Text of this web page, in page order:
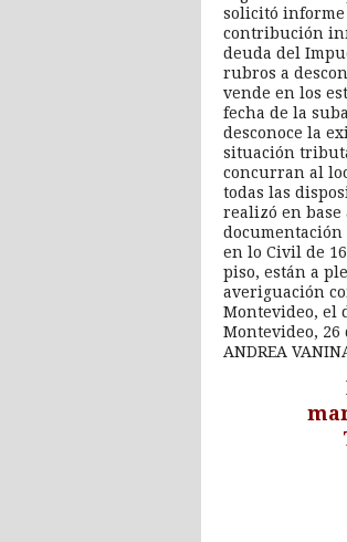
solicitó informe
contribución
deuda del
rubros a
vende en los
fecha de la
desconoce la
situación
concurran al
todas las
realizó en
documentación
en lo Civil de
piso, están a
averiguación
Montevideo, el
Montevideo, 26
ANDREA